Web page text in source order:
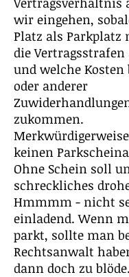
wir eingehen,
Platz als Parkplatz
die Vertragsstrafen
und welche Kosten
oder anderer
zukommen.
keinen
Ohne Schein soll
schreckliches
Hmmmm - nicht
einladend. Wenn
parkt, sollte man
Rechtsanwalt
dann doch zu blöde.